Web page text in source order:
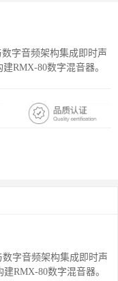
字音频架构集成即时声
RMX-80数字混音器。
字音频架构集成即时声
RMX-80数字混音器。